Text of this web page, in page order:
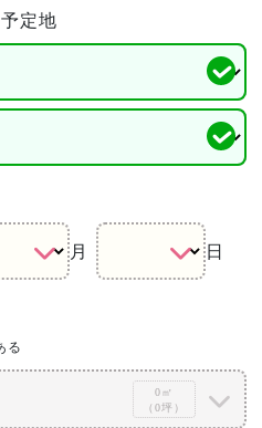
定地
月 日
る
0㎡
（0坪）